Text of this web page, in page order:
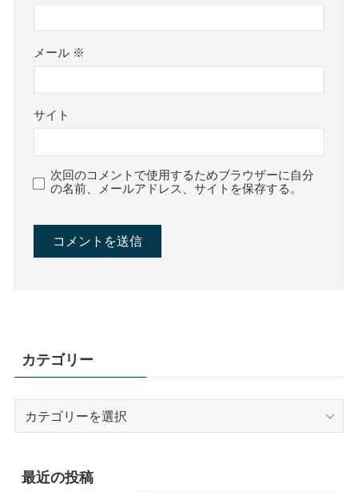
メール ※
サイト
次回のコメントで使用するためブラウザーに自分
の名前、メールアドレス、サイトを保存する。
カテゴリー
リ
最近の投稿